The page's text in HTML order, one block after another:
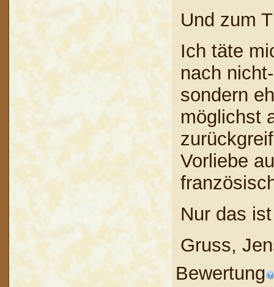
Und zum
Ich täte
nach
sondern
möglichst
Vorliebe
Nur das
Gruss,
Bewertung